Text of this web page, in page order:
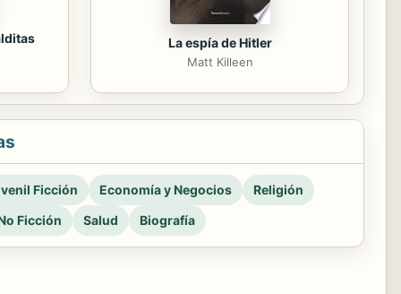
La espía de Hitler
Matt Killeen
Ficción Economía y Negocios
Religión
Ficción
Salud Biografía